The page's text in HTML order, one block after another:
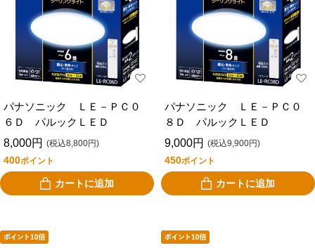
パナソニック ＬＥ－ＰＣ０
６Ｄ パルックＬＥＤ
8,000円 (税込8,800円)
400ポイント
カートに追加
パナソニック ＬＥ－ＰＣ０
８Ｄ パルックＬＥＤ
9,000円 (税込9,900円)
450ポイント
カートに追加